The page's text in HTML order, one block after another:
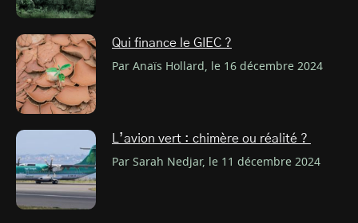
Qui finance le GIEC ?
Par Anaïs Hollard, le 16 décembre 2024
L’avion vert : chimère ou réalité ?
Par Sarah Nedjar, le 11 décembre 2024